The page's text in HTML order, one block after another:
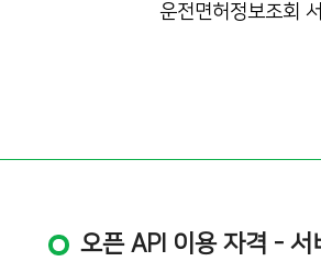
운전면허정보조회
오픈 API 이용 자격 - 서